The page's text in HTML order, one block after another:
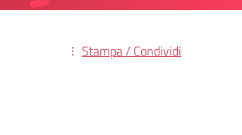
Stampa / Condividi